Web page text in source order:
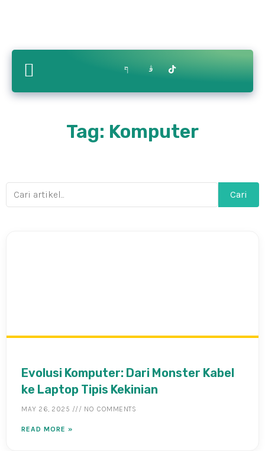
Contact
Us
Tag: Komputer
Cari
Evolusi Komputer: Dari Monster Kabel
ke Laptop Tipis Kekinian
MAY 26, 2025 NO COMMENTS
READ MORE »